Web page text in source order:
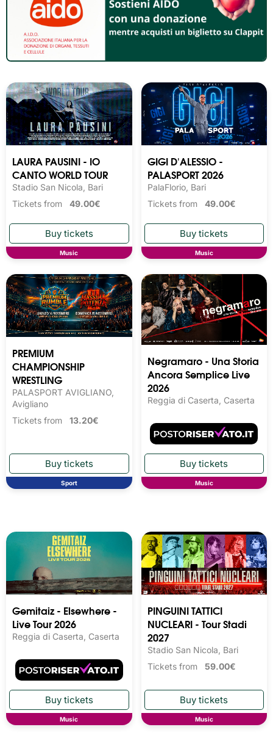
LAURA PAUSINI - IO
CANTO WORLD TOUR
Stadio San Nicola, Bari
Tickets from 49.00€
Music
GIGI D'ALESSIO -
PALASPORT 2026
PalaFlorio, Bari
Tickets from 49.00€
Music
PREMIUM
CHAMPIONSHIP
WRESTLING
PALASPORT AVIGLIANO,
Avigliano
Tickets from 13.20€
Sport
Negramaro - Una Storia
Ancora Semplice Live
2026
Reggia di Caserta, Caserta
Music
Gemitaiz - Elsewhere -
Live Tour 2026
Reggia di Caserta, Caserta
Music
PINGUINI TATTICI
NUCLEARI - Tour Stadi
2027
Stadio San Nicola, Bari
Tickets from 59.00€
Music